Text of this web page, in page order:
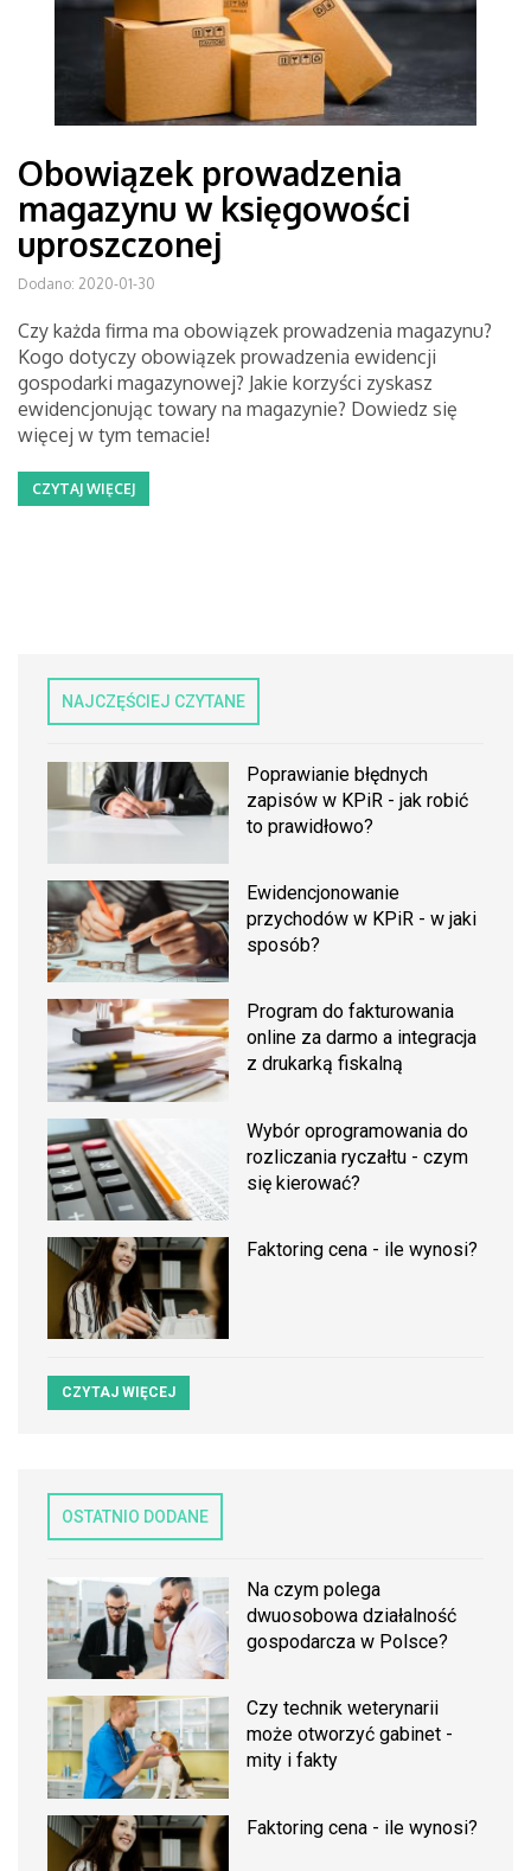
Obowiązek prowadzenia
magazynu w księgowości
uproszczonej
Dodano: 2020-01-30
Czy każda firma ma obowiązek prowadzenia magazynu?
Kogo dotyczy obowiązek prowadzenia ewidencji
gospodarki magazynowej? Jakie korzyści zyskasz
ewidencjonując towary na magazynie? Dowiedz się
więcej w tym temacie!
CZYTAJ WIĘCEJ
NAJCZĘŚCIEJ CZYTANE
Poprawianie błędnych
zapisów w KPiR - jak robić
to prawidłowo?
Ewidencjonowanie
przychodów w KPiR - w jaki
sposób?
Program do fakturowania
online za darmo a integracja
z drukarką fiskalną
Wybór oprogramowania do
rozliczania ryczałtu - czym
się kierować?
Faktoring cena - ile wynosi?
CZYTAJ WIĘCEJ
OSTATNIO DODANE
Na czym polega
dwuosobowa działalność
gospodarcza w Polsce?
Czy technik weterynarii
może otworzyć gabinet -
mity i fakty
Faktoring cena - ile wynosi?